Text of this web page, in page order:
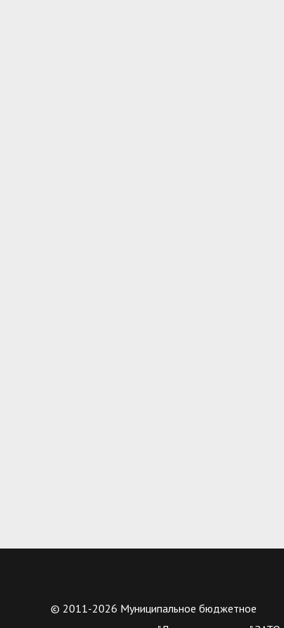
© 2011-2026 Муниципальное бюджетное